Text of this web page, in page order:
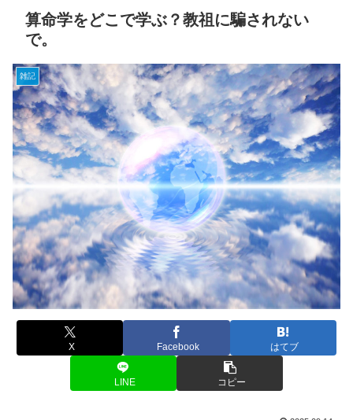
算命学をどこで学ぶ？教祖に騙されない
で。
雑記
X Facebook はてブ
LINE コピー